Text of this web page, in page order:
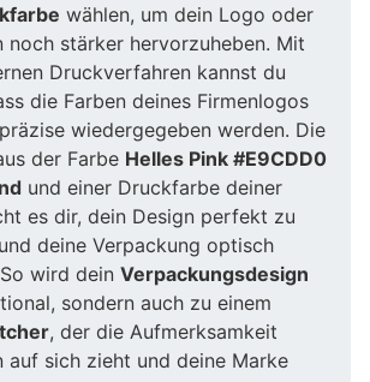
wählen, um dein Logo oder
noch stärker hervorzuheben. Mit
Druckverfahren kannst du
die Farben deines Firmenlogos
wiedergegeben werden. Die
der Farbe Helles Pink #E9CDD0
und einer Druckfarbe deiner
es dir, dein Design perfekt zu
deine Verpackung optisch
wird dein Verpackungsdesign
sondern auch zu einem
, der die Aufmerksamkeit
auf sich zieht und deine Marke